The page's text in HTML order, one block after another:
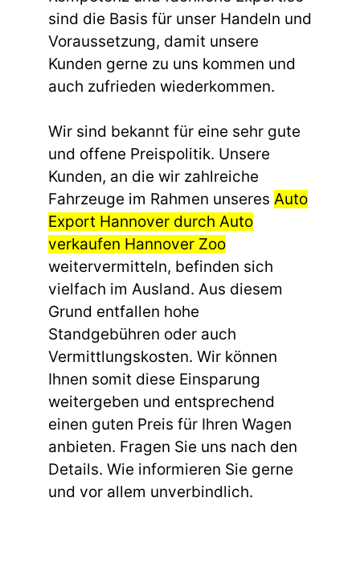
sind die Basis für unser Handeln und
Voraussetzung, damit unsere
Kunden gerne zu uns kommen und
auch zufrieden wiederkommen.
Wir sind bekannt für eine sehr gute
und offene Preispolitik. Unsere
Kunden, an die wir zahlreiche
Fahrzeuge im Rahmen unseres Auto
Export Hannover durch Auto
verkaufen Hannover Zoo
weitervermitteln, befinden sich
vielfach im Ausland. Aus diesem
Grund entfallen hohe
Standgebühren oder auch
Vermittlungskosten. Wir können
Ihnen somit diese Einsparung
weitergeben und entsprechend
einen guten Preis für Ihren Wagen
anbieten. Fragen Sie uns nach den
Details. Wie informieren Sie gerne
und vor allem unverbindlich.